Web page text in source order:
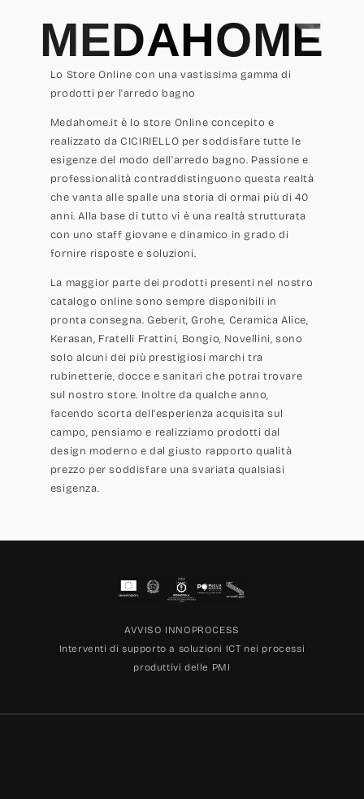
MEDAHOME
Lo Store Online con una vastissima gamma di
prodotti per l'arredo bagno
Medahome.it è lo store Online concepito e
realizzato da CICIRIELLO per soddisfare tutte le
esigenze del modo dell'arredo bagno. Passione e
professionalità contraddistinguono questa realtà
che vanta alle spalle una storia di ormai più di 40
anni. Alla base di tutto vi è una realtà strutturata
con uno staff giovane e dinamico in grado di
fornire risposte e soluzioni.
La maggior parte dei prodotti presenti nel nostro
catalogo online sono sempre disponibili in
pronta consegna. Geberit, Grohe, Ceramica Alice,
Kerasan, Fratelli Frattini, Bongio, Novellini, sono
solo alcuni dei più prestigiosi marchi tra
rubinetterie, docce e sanitari che potrai trovare
sul nostro store. Inoltre da qualche anno,
facendo scorta dell'esperienza acquisita sul
campo, pensiamo e realizziamo prodotti dal
design moderno e dal giusto rapporto qualità
prezzo per soddisfare una svariata qualsiasi
esigenza.
AVVISO INNOPROCESS
Interventi di supporto a soluzioni ICT nei processi
produttivi delle PMI